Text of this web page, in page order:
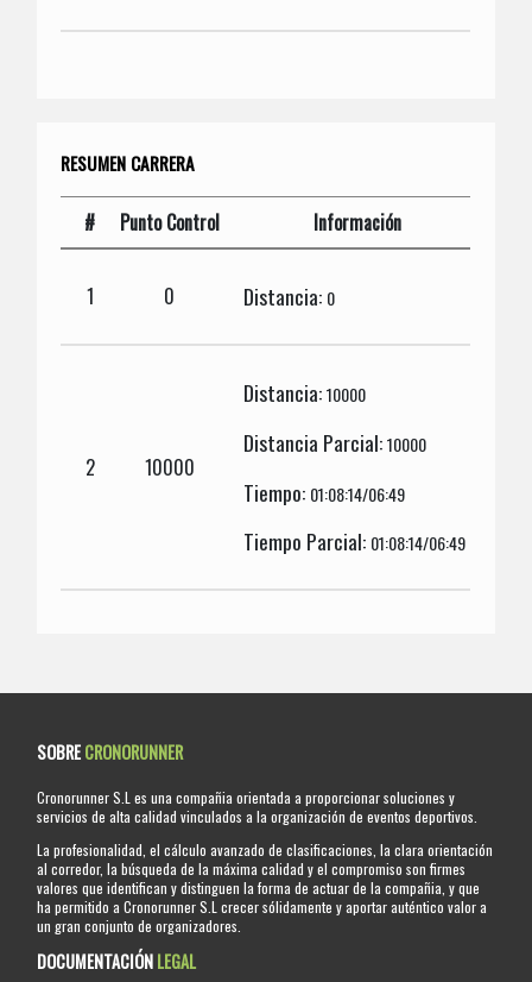
RESUMEN CARRERA
# Punto Control Información
1 0 Distancia: 0
2 10000
Distancia:10000
Distancia Parcial:10000
Tiempo: 01:08:14/06:49
Tiempo Parcial: 01:08:14/06:49
SOBRECRONORUNNER
Cronorunner S.L es una compañia orientada a proporcionar soluciones y
servicios de alta calidad vinculados a la organización de eventos deportivos.
La profesionalidad, el cálculo avanzado de clasificaciones, la clara orientación
al corredor, la búsqueda de la máxima calidad y el compromiso son firmes
valores que identifican y distinguen la forma de actuar de la compañia, y que
ha permitido a Cronorunner S.L crecer sólidamente y aportar auténtico valor a
un gran conjunto de organizadores.
DOCUMENTACIÓNLEGAL